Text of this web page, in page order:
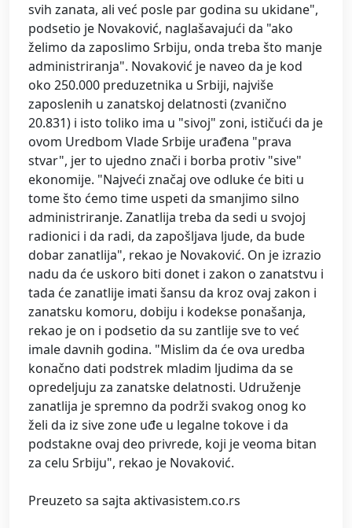
svih zanata, ali već posle par godina su ukidane",
podsetio je Novaković, naglašavajući da "ako
želimo da zaposlimo Srbiju, onda treba što manje
administriranja". Novaković je naveo da je kod
oko 250.000 preduzetnika u Srbiji, najviše
zaposlenih u zanatskoj delatnosti (zvanično
20.831) i isto toliko ima u "sivoj" zoni, ističući da je
ovom Uredbom Vlade Srbije urađena "prava
stvar", jer to ujedno znači i borba protiv "sive"
ekonomije. "Najveći značaj ove odluke će biti u
tome što ćemo time uspeti da smanjimo silno
administriranje. Zanatlija treba da sedi u svojoj
radionici i da radi, da zapošljava ljude, da bude
dobar zanatlija", rekao je Novaković. On je izrazio
nadu da će uskoro biti donet i zakon o zanatstvu i
tada će zanatlije imati šansu da kroz ovaj zakon i
zanatsku komoru, dobiju i kodekse ponašanja,
rekao je on i podsetio da su zantlije sve to već
imale davnih godina. "Mislim da će ova uredba
konačno dati podstrek mladim ljudima da se
opredeljuju za zanatske delatnosti. Udruženje
zanatlija je spremno da podrži svakog onog ko
želi da iz sive zone uđe u legalne tokove i da
podstakne ovaj deo privrede, koji je veoma bitan
za celu Srbiju", rekao je Novaković.
Preuzeto sa sajta aktivasistem.co.rs